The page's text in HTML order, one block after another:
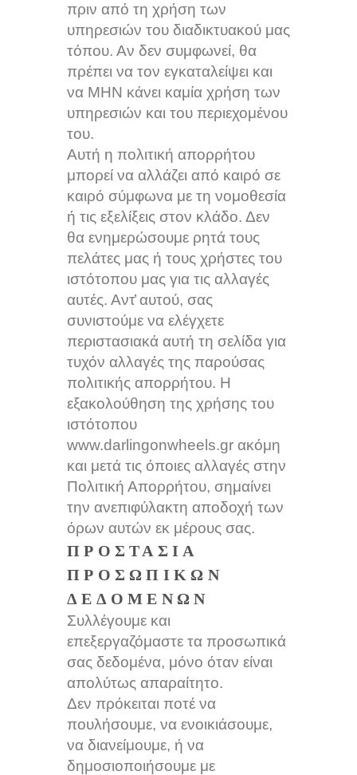
πριν από τη χρήση των
υπηρεσιών του διαδικτυακού μας
τόπου. Αν δεν συμφωνεί, θα
πρέπει να τον εγκαταλείψει και
να ΜΗΝ κάνει καμία χρήση των
υπηρεσιών και του περιεχομένου
του.
Αυτή η πολιτική απορρήτου
μπορεί να αλλάζει από καιρό σε
καιρό σύμφωνα με τη νομοθεσία
ή τις εξελίξεις στον κλάδο. Δεν
θα ενημερώσουμε ρητά τους
πελάτες μας ή τους χρήστες του
ιστότοπου μας για τις αλλαγές
αυτές. Αντ̓ αυτού, σας
συνιστούμε να ελέγχετε
περιστασιακά αυτή τη σελίδα για
τυχόν αλλαγές της παρούσας
πολιτικής απορρήτου. Η
εξακολούθηση της χρήσης του
ιστότοπου
www.darlingonwheels.gr ακόμη
και μετά τις όποιες αλλαγές στην
Πολιτική Απορρήτου, σημαίνει
την ανεπιφύλακτη αποδοχή των
όρων αυτών εκ μέρους σας.
ΠΡΟΣΤΑΣΊΑ
ΠΡΟΣΩΠΙΚΏΝ
ΔΕΔΟΜΈΝΩΝ
Συλλέγουμε και
επεξεργαζόμαστε τα προσωπικά
σας δεδομένα, μόνο όταν είναι
απολύτως απαραίτητο.
Δεν πρόκειται ποτέ να
πουλήσουμε, να ενοικιάσουμε,
να διανείμουμε, ή να
δημοσιοποιήσουμε με